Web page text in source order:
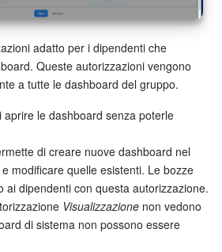
adatto per i dipendenti che
Queste autorizzazioni vengono
a tutte le dashboard del gruppo.
aprire le dashboard senza poterle
di creare nuove dashboard nel
modificare quelle esistenti. Le bozze
ai dipendenti con questa autorizzazione.
Visualizzazione non vedono
di sistema non possono essere